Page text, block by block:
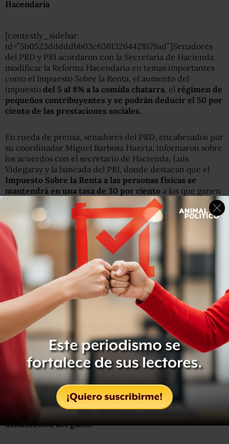
Hacendaria
[contextly_sidebar
id=”5b0523dddddbb03c63613264428179ad”]Senadores
del PRD y PRI acordaron con la Secretaría de Hacienda
modificar la Reforma Hacendaria en temas importantes
como el Impuesto Sobre la Renta, el aumento del
impuesto del 5 al 8% a la comida chatarra, el régimen de
pequeños contribuyentes y se podrán deducir el 50 por
ciento de las prestaciones sociales.
En rueda de prensa, senadores del PRD, encabezados por
su coordinador Miguel Barbosa Huerta, informaron sobre
los acuerdos con el secretario de Hacienda, Luis
Videgaray y la bancada del PRI, donde destacan que el
Impuesto Sobre la Renta a las personas físicas se
mantendrá en una tasa de 30 por ciento a los que ganen
al año hasta 750 mil pesos.
Asimismo expusieron que con estas modificaciones,que
se prevé aprobar hoy mismo en el Pleno del Senado
habrá una baja en los ingresos del gobierno federal el
próximo año,
lo cual se reflejará también en una
disminución del gasto.